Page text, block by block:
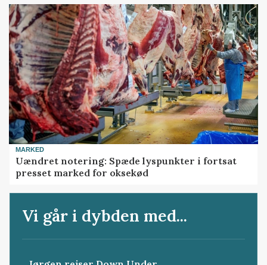
MARKED
Uændret notering: Spæde lyspunkter i fortsat
presset marked for oksekød
Vi går i dybden med...